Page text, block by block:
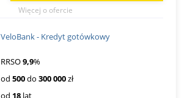
Więcej o ofercie
VeloBank - Kredyt gotówkowy
RRSO9,9%
od 500do 300 000zł
od 18 lat